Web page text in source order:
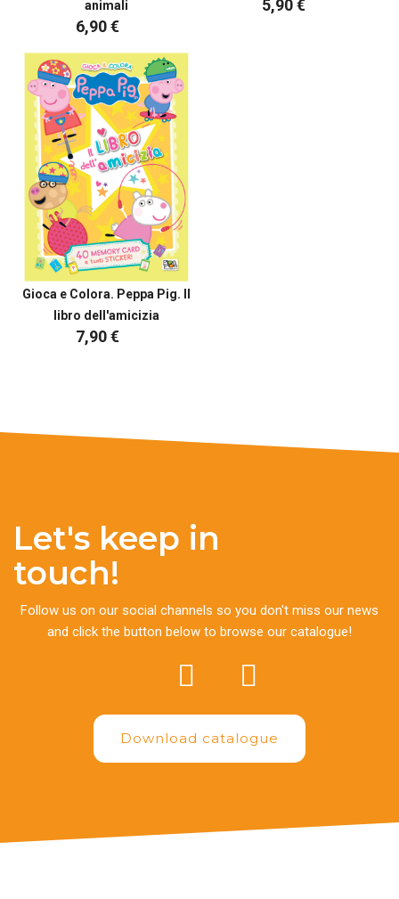
animali
6,90 €
5,90 €
Gioca e Colora. Peppa Pig. Il
libro dell'amicizia
7,90 €
Let's keep in
touch!
Follow us on our social channels so you don't miss our news
and click the button below to browse our catalogue!
Download catalogue